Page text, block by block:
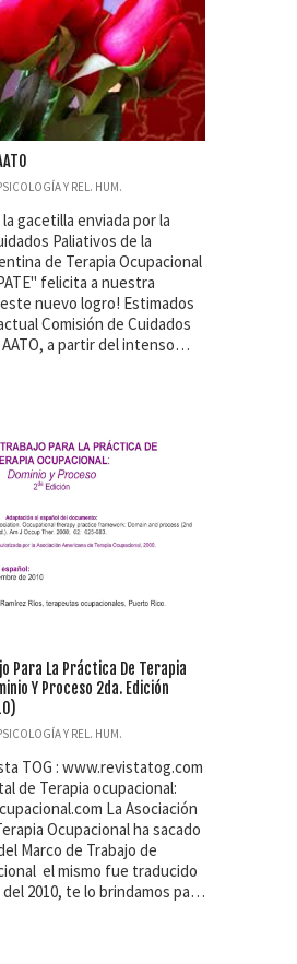
Y REL. HUM.
gacetilla enviada por la
Paliativos de la
de Terapia Ocupacional
felicita a nuestra
nuevo logro! Estimados
Comisión de Cuidados
AATO, a partir del intenso…
Para La Práctica De Terapia
Y Proceso 2da. Edición
Y REL. HUM.
TOG : www.revistatog.com
de Terapia ocupacional:
La Asociación
Ocupacional ha sacado
Marco de Trabajo de
el mismo fue traducido
2010, te lo brindamos pa…